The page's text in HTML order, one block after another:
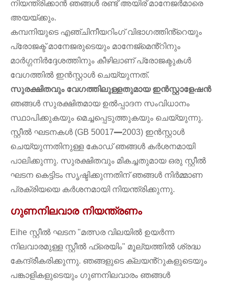
നിയന്ത്രിക്കാൻ ഞങ്ങൾ രണ്ട് അയിര് മാനേജർമാരെ
അയയ്ക്കും.
കമ്പനിയുടെ എഞ്ചിനീയറിംഗ് വിഭാഗത്തിൻ്റെയും
പ്രോജക്ട് മാനേജരുടെയും മാനേജ്മെൻ്റിനും
മാർഗ്ഗനിർദ്ദേശത്തിനും കീഴിലാണ് പ്രോജക്ടുകൾ
വേഗത്തിൽ ഇൻസ്റ്റാൾ ചെയ്യുന്നത്.
സുരക്ഷിതവും വേഗത്തിലുള്ളതുമായ ഇൻസ്റ്റാളേഷൻ
ഞങ്ങൾ സുരക്ഷിതമായ ഉൽപ്പാദന സംവിധാനം
സ്ഥാപിക്കുകയും മെച്ചപ്പെടുത്തുകയും ചെയ്യുന്നു.
സ്റ്റീൽ ഘടനകൾ (GB 50017━2003) ഇൻസ്റ്റാൾ
ചെയ്യുന്നതിനുള്ള കോഡ് ഞങ്ങൾ കർശനമായി
പാലിക്കുന്നു. സുരക്ഷിതവും മികച്ചതുമായ ഒരു സ്റ്റീൽ
ഘടന കെട്ടിടം സൃഷ്ടിക്കുന്നതിന് ഞങ്ങൾ നിർമ്മാണ
പ്രക്രിയയെ കർശനമായി നിയന്ത്രിക്കുന്നു.
ഗുണനിലവാര നിയന്ത്രണം
Eihe സ്റ്റീൽ ഘടന "മത്സര വിലയിൽ ഉയർന്ന
നിലവാരമുള്ള സ്റ്റീൽ ഫ്രെയിം" മൂല്യത്തിൽ ശ്രദ്ധ
കേന്ദ്രീകരിക്കുന്നു. ഞങ്ങളുടെ ക്ലയൻ്റുകളുടെയും
പങ്കാളികളുടെയും ഗുണനിലവാരം ഞങ്ങൾ